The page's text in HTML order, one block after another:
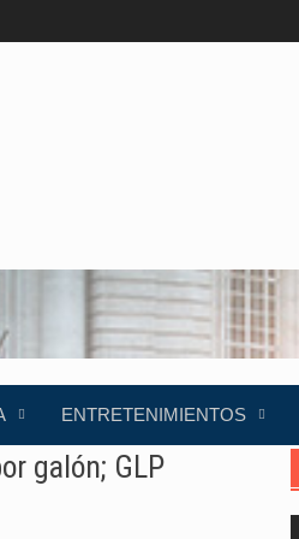
ENTRETENIMIENTOS
galón; GLP